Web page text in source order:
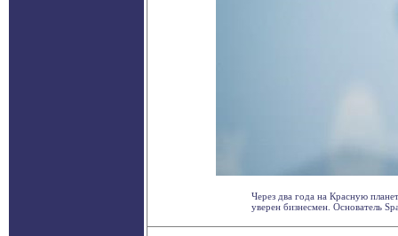
Через два года на Красную
уверен бизнесмен. Основатель